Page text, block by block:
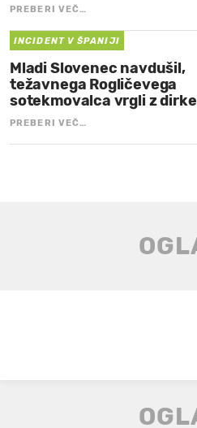
PREBERI VEČ…
INCIDENT V ŠPANIJI
Mladi Slovenec navdušil,
težavnega Rogličevega
sotekmovalca vrgli z dirke
PREBERI VEČ…